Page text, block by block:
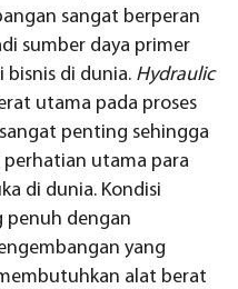
sangat berperan
sumber daya primer
di dunia. Hydraulic
utama pada proses
penting sehingga
utama para
di dunia. Kondisi
penuh dengan
yang
alat berat